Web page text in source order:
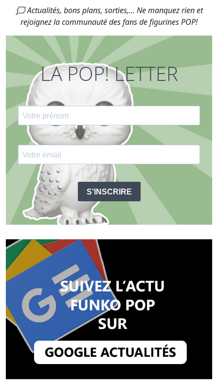
🗯 Actualités, bons plans, sorties,... Ne manquez rien et
rejoignez la communauté des fans de figurines POP!
LA POP! LETTER
S'INSCRIRE